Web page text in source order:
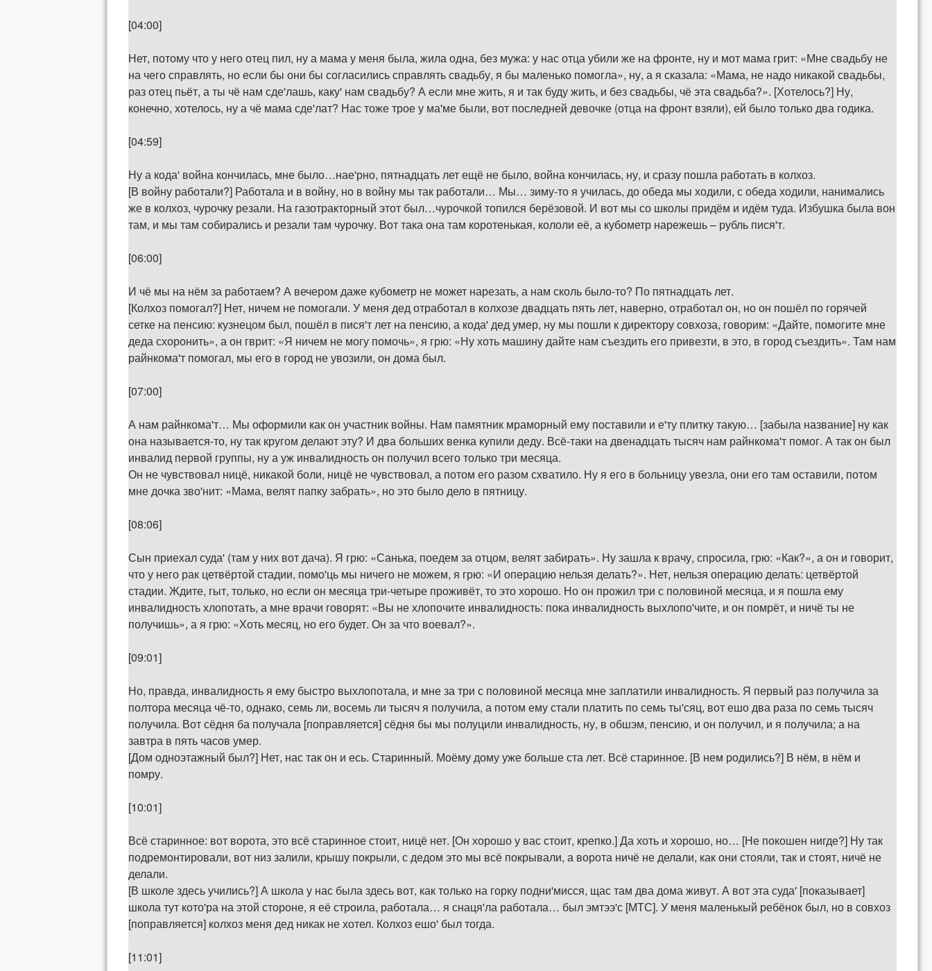
[04:00]
Нет, потому что у него отец пил, ну а мама у меня была, жила одна, без мужа: у нас отца убили же на фронте, ну и мот мама грит: «Мне свадьбу не
на чего справлять, но если бы они бы согласились справлять свадьбу, я бы маленько помогла», ну, а я сказала: «Мама, не надо никакой свадьбы,
раз отец пьёт, а ты чё нам сде'лашь, каку' нам свадьбу? А если мне жить, я и так буду жить, и без свадьбы, чё эта свадьба?». [Хотелось?] Ну,
конечно, хотелось, ну а чё мама сде'лат? Нас тоже трое у ма'ме были, вот последней девочке (отца на фронт взяли), ей было только два годика.
[04:59]
Ну а кода' война кончилась, мне было…нае'рно, пятнадцать лет ещё не было, война кончилась, ну, и сразу пошла работать в колхоз.
[В войну работали?] Работала и в войну, но в войну мы так работали… Мы… зиму-то я училась, до обеда мы ходили, с обеда ходили, нанимались
же в колхоз, чурочку резали. На газотракторный этот был…чурочкой топился берёзовой. И вот мы со школы придём и идём туда. Избушка была вон
там, и мы там собирались и резали там чурочку. Вот така она там коротенькая, кололи её, а кубометр нарежешь – рубль пися'т.
[06:00]
И чё мы на нём за работаем? А вечером даже кубометр не может нарезать, а нам сколь было-то? По пятнадцать лет.
[Колхоз помогал?] Нет, ничем не помогали. У меня дед отработал в колхозе двадцать пять лет, наверно, отработал он, но он пошёл по горячей
сетке на пенсию: кузнецом был, пошёл в пися'т лет на пенсию, а кода' дед умер, ну мы пошли к директору совхоза, говорим: «Дайте, помогите мне
деда схоронить», а он гврит: «Я ничем не могу помочь», я грю: «Ну хоть машину дайте нам съездить его привезти, в это, в город съездить». Там нам
райнкома'т помогал, мы его в город не увозили, он дома был.
[07:00]
А нам райнкома'т… Мы оформили как он участник войны. Нам памятник мраморный ему поставили и е'ту плитку такую… [забыла название] ну как
она называется-то, ну так кругом делают эту? И два больших венка купили деду. Всё-таки на двенадцать тысяч нам райнкома'т помог. А так он был
инвалид первой группы, ну а уж инвалидность он получил всего только три месяца.
Он не чувствовал ницё, никакой боли, ницё не чувствовал, а потом его разом схватило. Ну я его в больницу увезла, они его там оставили, потом
мне дочка зво'нит: «Мама, велят папку забрать», но это было дело в пятницу.
[08:06]
Сын приехал суда' (там у них вот дача). Я грю: «Санька, поедем за отцом, велят забирать». Ну зашла к врачу, спросила, грю: «Как?», а он и говорит,
что у него рак цетвёртой стадии, помо'ць мы ничего не можем, я грю: «И операцию нельзя делать?». Нет, нельзя операцию делать: цетвёртой
стадии. Ждите, гыт, только, но если он месяца три-четыре проживёт, то это хорошо. Но он прожил три с половиной месяца, и я пошла ему
инвалидность хлопотать, а мне врачи говорят: «Вы не хлопочите инвалидность: пока инвалидность выхлопо'чите, и он помрёт, и ничё ты не
получишь», а я грю: «Хоть месяц, но его будет. Он за что воевал?».
[09:01]
Но, правда, инвалидность я ему быстро выхлопотала, и мне за три с половиной месяца мне заплатили инвалидность. Я первый раз получила за
полтора месяца чё-то, однако, семь ли, восемь ли тысяч я получила, а потом ему стали платить по семь ты'сяц, вот ешо два раза по семь тысяч
получила. Вот сёдня ба получала [поправляется] сёдня бы мы полуцили инвалидность, ну, в обшэм, пенсию, и он получил, и я получила; а на
завтра в пять часов умер.
[Дом одноэтажный был?] Нет, нас так он и есь. Старинный. Моёму дому уже больше ста лет. Всё старинное. [В нем родились?] В нём, в нём и
помру.
[10:01]
Всё старинное: вот ворота, это всё старинное стоит, ницё нет. [Он хорошо у вас стоит, крепко.] Да хоть и хорошо, но… [Не покошен нигде?] Ну так
подремонтировали, вот низ залили, крышу покрыли, с дедом это мы всё покрывали, а ворота ничё не делали, как они стояли, так и стоят, ничё не
делали.
[В школе здесь учились?] А школа у нас была здесь вот, как только на горку подни'мисся, щас там два дома живут. А вот эта суда' [показывает]
школа тут кото'ра на этой стороне, я её строила, работала… я снаця'ла работала… был эмтээ'с [МТС]. У меня маленькый ребёнок был, но в совхоз
[поправляется] колхоз меня дед никак не хотел. Колхоз ешо' был тогда.
[11:01]